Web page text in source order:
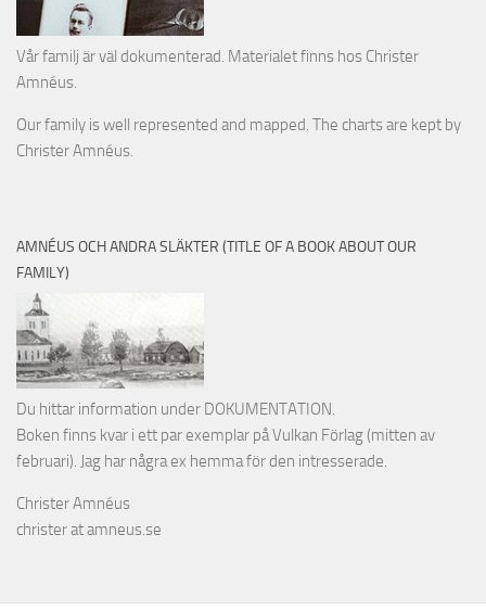
Vår familj är väl dokumenterad. Materialet finns hos Christer
Amnéus.
Our family is well represented and mapped. The charts are kept by
Christer Amnéus.
AMNÉUS OCH ANDRA SLÄKTER (TITLE OF A BOOK ABOUT OUR
FAMILY)
Du hittar information under DOKUMENTATION.
Boken finns kvar i ett par exemplar på Vulkan Förlag (mitten av
februari). Jag har några ex hemma för den intresserade.
Christer Amnéus
christer at amneus.se